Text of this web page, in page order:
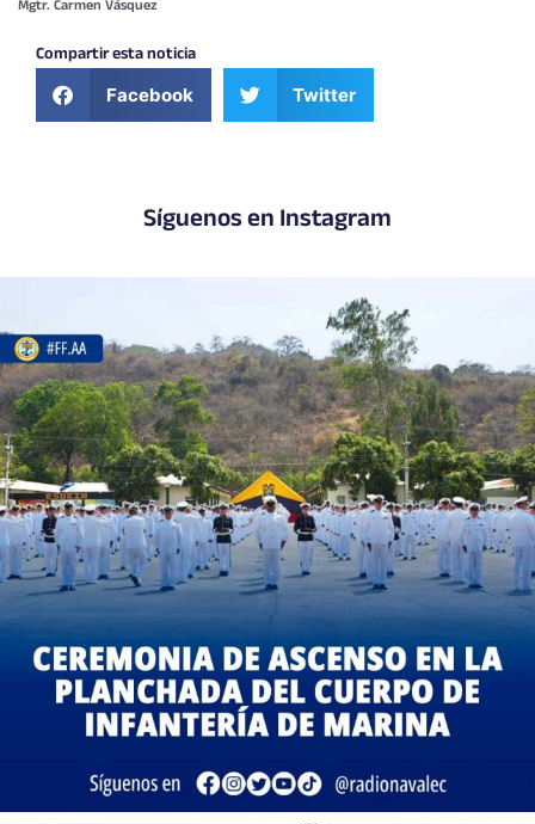
Mgtr. Carmen Vásquez
Compartir esta noticia
Facebook Twitter
Síguenos en Instagram